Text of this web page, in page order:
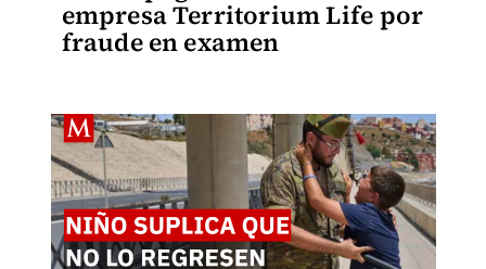
empresa Territorium Life por
fraude en examen